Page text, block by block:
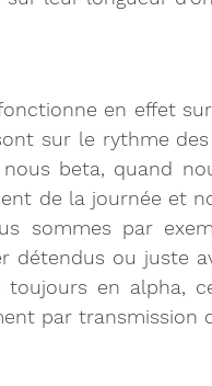
en effet
sur le rythme
beta, quand
de la journée et
sommes par
détendus ou juste
toujours en alpha,
par transmission